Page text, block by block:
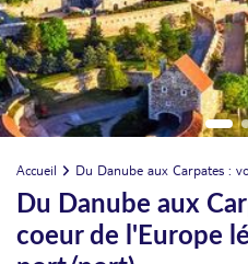
Accueil Du Danube aux Carpates : voyage
Du Danube aux
coeur de l'Europe